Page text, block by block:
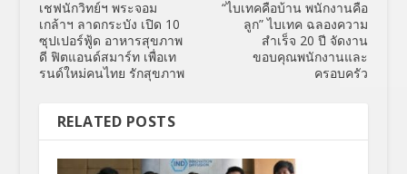
เชฟนักวิทย์ฯ พระจอม
เกล้าฯ ลาดกระบัง เปิด 10
ซุปเปอร์ฟู้ด อาหารสุขภาพ
ดี ฟิตแอนด์สมาร์ท เพื่อเท
รนด์ใหม่คนไทย รักสุขภาพ
“ไบเทคคือบ้าน พนักงานคือ
ลูก” ไบเทค ฉลองความ
สำเร็จ 20 ปี จัดงาน
ขอบคุณพนักงานและ
ครอบครัว
RELATED POSTS